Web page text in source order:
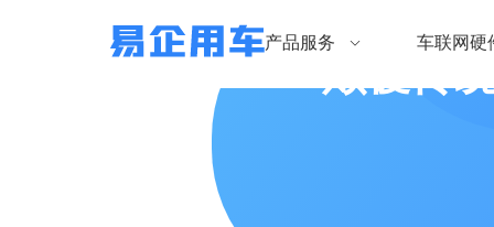
产品服务 车联网硬